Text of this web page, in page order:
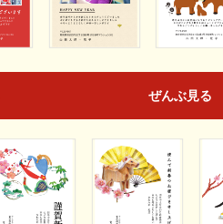
ぜんぶ見る